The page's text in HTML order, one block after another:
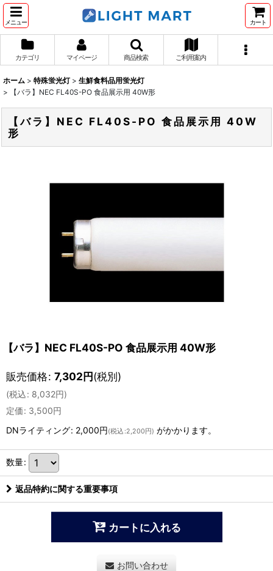
メニュー カート
カテゴリ マイページ 商品検索 ご利用案内
ホーム > 特殊蛍光灯 > 生鮮食料品用蛍光灯
>
【バラ】NEC FL40S-PO 食品展示用 40W形
【バラ】NEC FL40S-PO 食品展示用 40W
形
【バラ】NEC FL40S-PO 食品展示用 40W形
販売価格: 7,302円(税別)
(税込: 8,032円)
定価: 3,500円
DNライティング: 2,000円(税込 :2,200円) がかかります。
数量:
返品特約に関する重要事項
カートに入れる
お問い合わせ